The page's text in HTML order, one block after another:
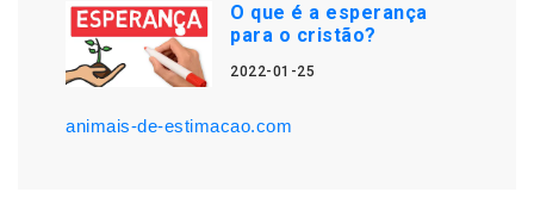
O que é a esperança
para o cristão?
2022-01-25
animais-de-estimacao.com